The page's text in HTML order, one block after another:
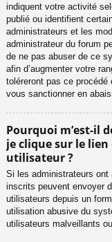
indiquent votre activité
publié ou identifient
administrateurs et les
administrateur du forum
de ne pas abuser de ce
afin d’augmenter votre
toléreront pas ce procédé
vous sanctionner en
Pourquoi m’est-il
je clique sur le
utilisateur ?
Si les administrateurs
inscrits peuvent envoyer
utilisateurs depuis un
utilisation abusive du
utilisateurs malveillants